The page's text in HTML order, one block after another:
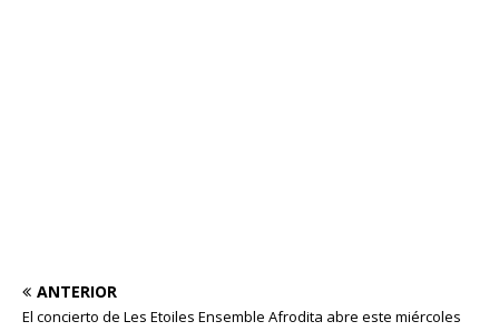
ANTERIOR
El concierto de Les Etoiles Ensemble Afrodita abre este miércoles